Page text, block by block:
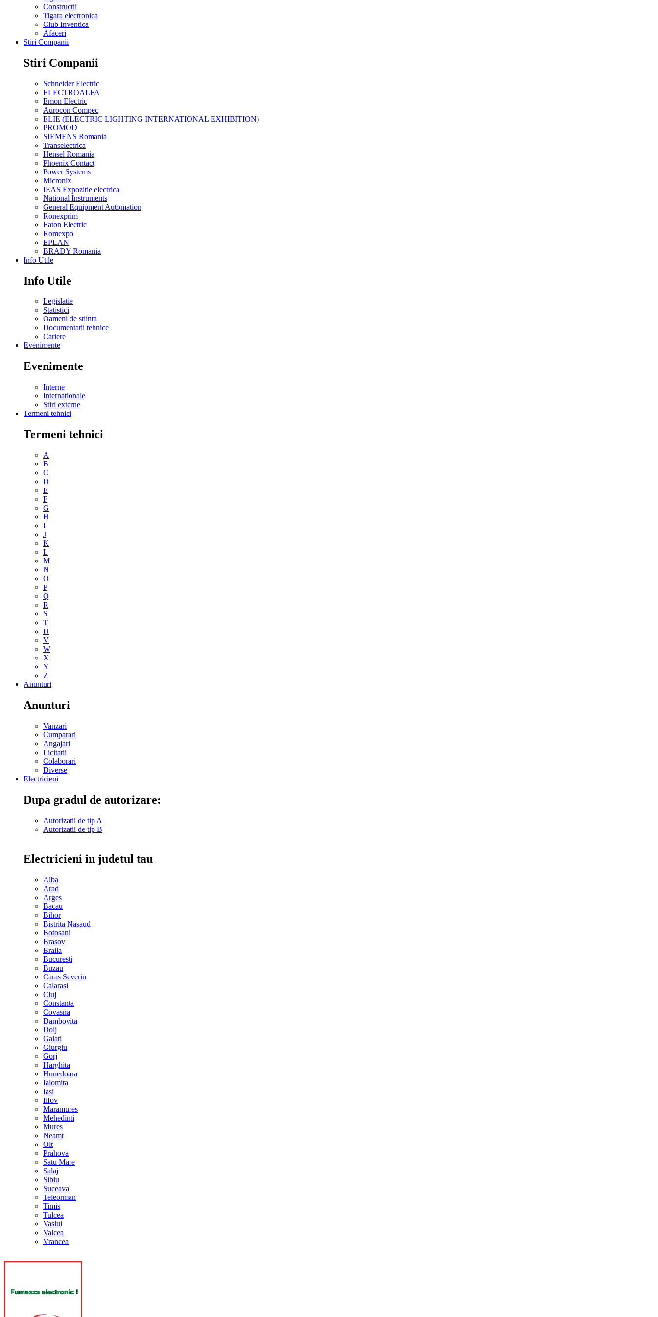
Constructii
Tigara electronica
Club Inventica
Afaceri
Stiri Companii
Stiri Companii
Schneider Electric
ELECTROALFA
Emon Electric
Aurocon Compec
ELIE (ELECTRIC LIGHTING INTERNATIONAL EXHIBITION)
PROMOD
SIEMENS Romania
Transelectrica
Hensel Romania
Phoenix Contact
Power Systems
Micronix
IEAS Expozitie electrica
National Instruments
General Equipment Automation
Ronexprim
Eaton Electric
Romexpo
EPLAN
BRADY Romania
Info Utile
Info Utile
Legislatie
Statistici
Oameni de stiinta
Documentatii tehnice
Cariere
Evenimente
Evenimente
Interne
Internationale
Stiri externe
Termeni tehnici
Termeni tehnici
A
B
C
D
E
F
G
H
I
J
K
L
M
N
O
P
Q
R
S
T
U
V
W
X
Y
Z
Anunturi
Anunturi
Vanzari
Cumparari
Angajari
Licitatii
Colaborari
Diverse
Electricieni
Dupa gradul de autorizare:
Autorizatii de tip A
Autorizatii de tip B
Electricieni in judetul tau
Alba
Arad
Arges
Bacau
Bihor
Bistrita Nasaud
Botosani
Brasov
Braila
Bucuresti
Buzau
Caras Severin
Calarasi
Cluj
Constanta
Covasna
Dambovita
Dolj
Galati
Giurgiu
Gorj
Harghita
Hunedoara
Ialomita
Iasi
Ilfov
Maramures
Mehedinti
Mures
Neamt
Olt
Prahova
Satu Mare
Salaj
Sibiu
Suceava
Teleorman
Timis
Tulcea
Vaslui
Valcea
Vrancea